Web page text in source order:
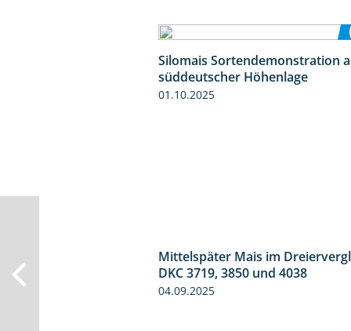
Silomais Sortendemonstration
süddeutscher Höhenlage
01.10.2025
Mittelspäter Mais im
DKC 3719, 3850 und 4038
04.09.2025